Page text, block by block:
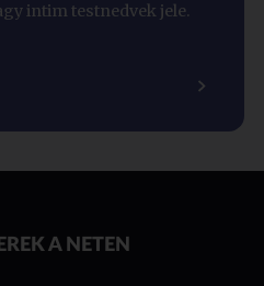
intim testnedvek jele.
A NETEN